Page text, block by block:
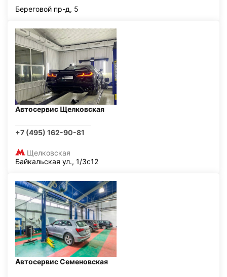
Береговой пр-д, 5
Автосервис Щелковская
+7 (495) 162-90-81
Щелковская
Байкальская ул., 1/3с12
Автосервис Семеновская